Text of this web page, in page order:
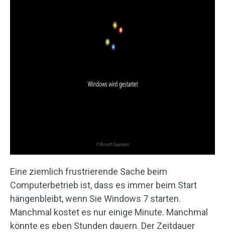
Eine ziemlich frustrierende Sache beim
Computerbetrieb ist, dass es immer beim Start
hängenbleibt, wenn Sie Windows 7 starten.
Manchmal kostet es nur einige Minute. Manchmal
könnte es eben Stunden dauern. Der Zeitdauer